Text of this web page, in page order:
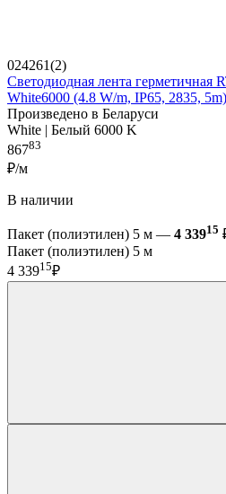
024261(2)
Светодиодная лента герметичная
White6000 (4.8 W/m, IP65, 2835,
Произведено в Беларуси
White | Белый 6000 K
86783
₽/м
В наличии
Пакет (полиэтилен) 5 м — 4 33915
Пакет (полиэтилен) 5 м
4 33915₽